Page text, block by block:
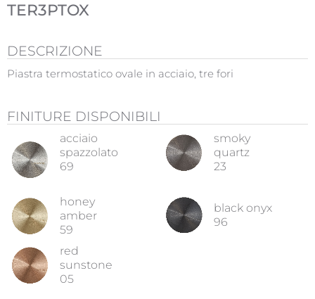
TER3PTOX
DESCRIZIONE
Piastra termostatico ovale in acciaio, tre fori
FINITURE DISPONIBILI
acciaio
spazzolato
69
smoky
quartz
23
honey
amber
59
black onyx
96
red
sunstone
05